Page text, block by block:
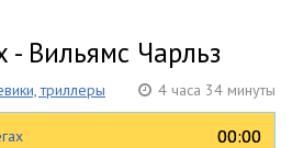
- Вильямс Чарльз
триллеры 4 часа 34 минуты
00:00
00:00